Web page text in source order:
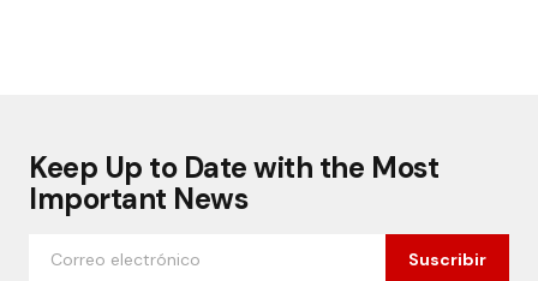
Keep Up to Date with the Most
Important News
Suscribir